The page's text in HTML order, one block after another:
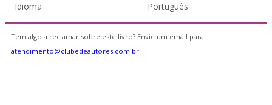
Idioma Português
Tem algo a reclamar sobre este livro? Envie um email para
atendimento@clubedeautores.com.br